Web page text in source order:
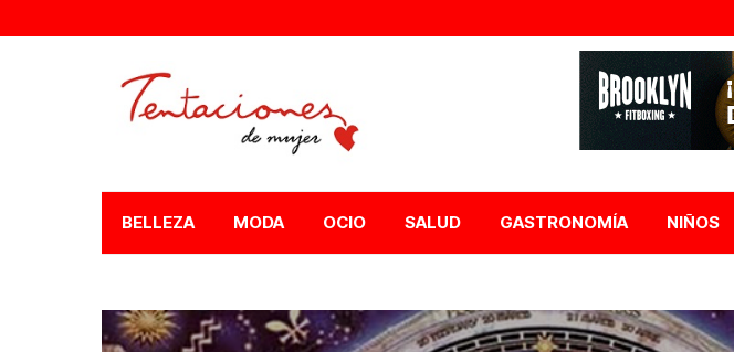
BELLEZA MODA OCIO SALUD GASTRONOMÍA NIÑOS